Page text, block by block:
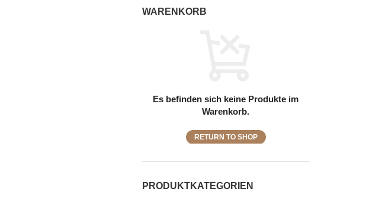
WARENKORB
Es befinden sich keine Produkte im
Warenkorb.
RETURN TO SHOP
PRODUKTKATEGORIEN